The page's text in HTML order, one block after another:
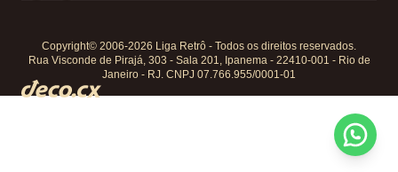
Copyright© 2006-2026 Liga Retrô - Todos os direitos reservados.
Rua Visconde de Pirajá, 303 - Sala 201, Ipanema - 22410-001 - Rio de
Janeiro - RJ. CNPJ 07.766.955/0001-01